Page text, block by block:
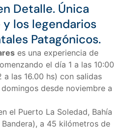
Detalle. Única
los legendarios
Patagónicos.
es una experiencia de
el día 1 a las 10:00
las 16.00 hs) con salidas
desde noviembre a
el Puerto La Soledad, Bahía
Bandera), a 45 kilómetros de